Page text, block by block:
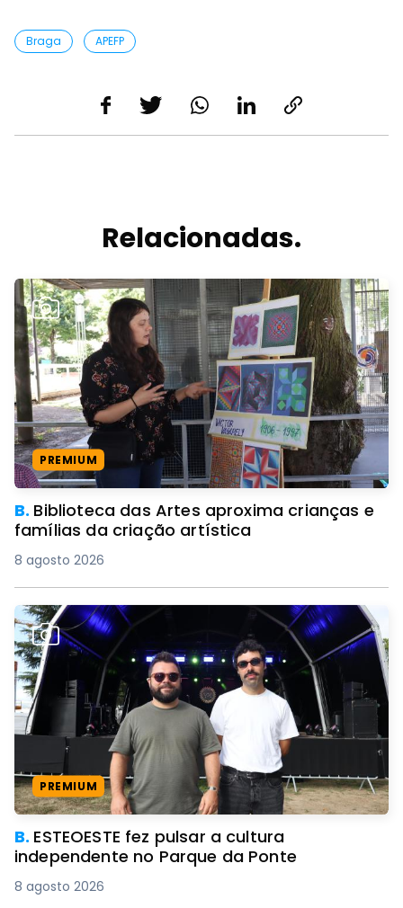
Braga APEFP
Relacionadas.
PREMIUM
B. Biblioteca das Artes aproxima crianças e
famílias da criação artística
8 agosto 2026
PREMIUM
B. ESTEOESTE fez pulsar a cultura
independente no Parque da Ponte
8 agosto 2026